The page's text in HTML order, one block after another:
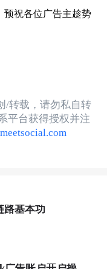
预祝各位广告主趁势
/转载，请勿私自转
平台获得授权并注
路基本功